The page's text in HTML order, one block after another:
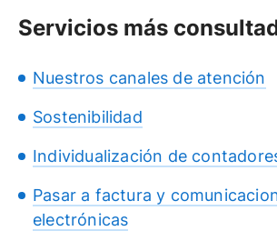
Servicios más
Nuestros canales de atención
Sostenibilidad
Individualización de
Pasar a factura y
electrónicas